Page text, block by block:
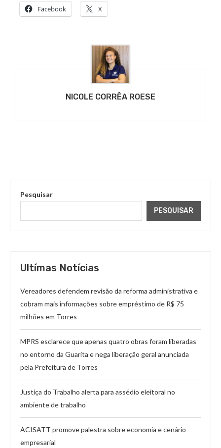
Facebook X
NICOLE CORRÊA ROESE
Pesquisar
PESQUISAR
Ultímas Notícias
Vereadores defendem revisão da reforma administrativa e
cobram mais informações sobre empréstimo de R$ 75
milhões em Torres
MPRS esclarece que apenas quatro obras foram liberadas
no entorno da Guarita e nega liberação geral anunciada
pela Prefeitura de Torres
Justiça do Trabalho alerta para assédio eleitoral no
ambiente de trabalho
ACISATT promove palestra sobre economia e cenário
empresarial